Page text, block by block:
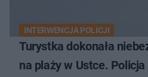
INTERWENCJA POLICJI
Turystka dokonała
na plaży w Ustce.